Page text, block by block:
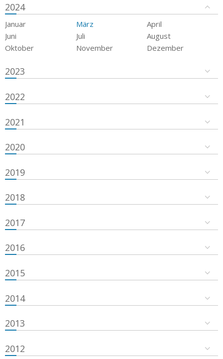
2024
Januar März
April
Juni
Juli
August
Oktober
November Dezember
2023
2022
2021
2020
2019
2018
2017
2016
2015
2014
2013
2012